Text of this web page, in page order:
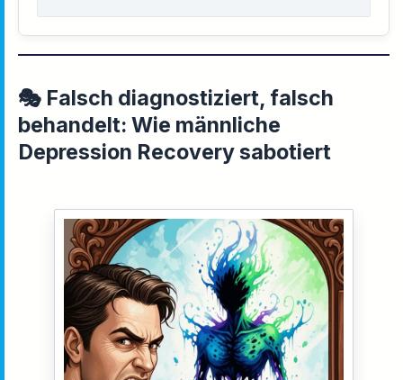
🎭 Falsch diagnostiziert, falsch
behandelt: Wie männliche
Depression Recovery sabotiert